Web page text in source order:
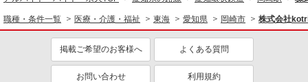
職種・条件一覧 医療・介護・福祉 東海 愛知県 岡崎市 株式会社
掲載ご希望のお客様へ よくある質問
お問い合わせ 利用規約